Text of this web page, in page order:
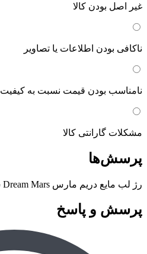
غیر اصل بودن کالا
ناکافی بودن اطلاعات یا تصاویر
نامناسب بودن قیمت نسبت به کیفیت
مشکلات گارانتی کالا
پرسش‌ها
رژ لب مایع دریم مارس Dream Mars شماره 09
پرسش و پاسخ